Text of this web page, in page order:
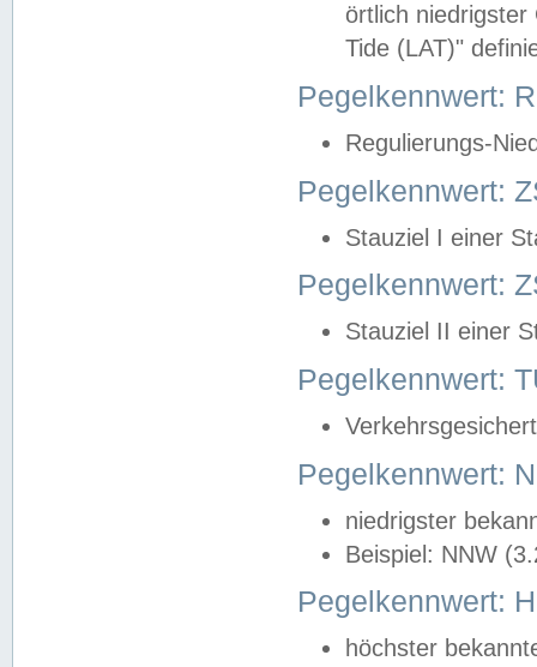
örtlich
Tide (LAT)"
Pegelkennwert:
Regulierungs-
Pegelkennwert:
Stauziel I einer
Pegelkennwert:
Stauziel II einer
Pegelkennwert:
Pegelkennwert:
niedrigster
Beispiel: NNW
Pegelkennwert:
höchster